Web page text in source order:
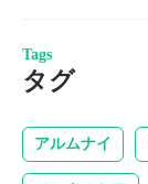
Tags
タグ
アルムナイ